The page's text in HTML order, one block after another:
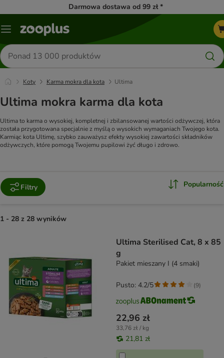
Darmowa dostawa od 99 zł *
Menu
Szukaj
produktów
Koty Karma mokra dla kota Ultima
Ultima mokra karma dla kota
Ultima to karma o wysokiej, kompletnej i zbilansowanej wartości odżywczej, która
została przygotowana specjalnie z myślą o wysokich wymaganiach Twojego kota.
Karmiąc kota Ultimę, szybko zauważysz efekty wysokiej zawartości składników
odżywczych, które pomogą Twojemu pupilowi ​​żyć długo i zdrowo.
Filtry Popularność
1 - 28 z 28 wyników
Ultima Sterilised Cat, 8 x 85
g
Pakiet mieszany I (4 smaki)
22,96 zł
33,76 zł / kg
21,81 zł
Pusto: 4.2/5 (9)